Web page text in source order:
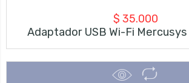
$ 35.000
Adaptador USB Wi-Fi Mercusys